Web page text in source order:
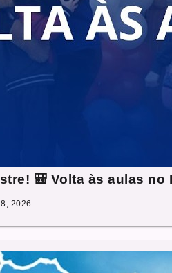
🎒 Volta às aulas no
2026